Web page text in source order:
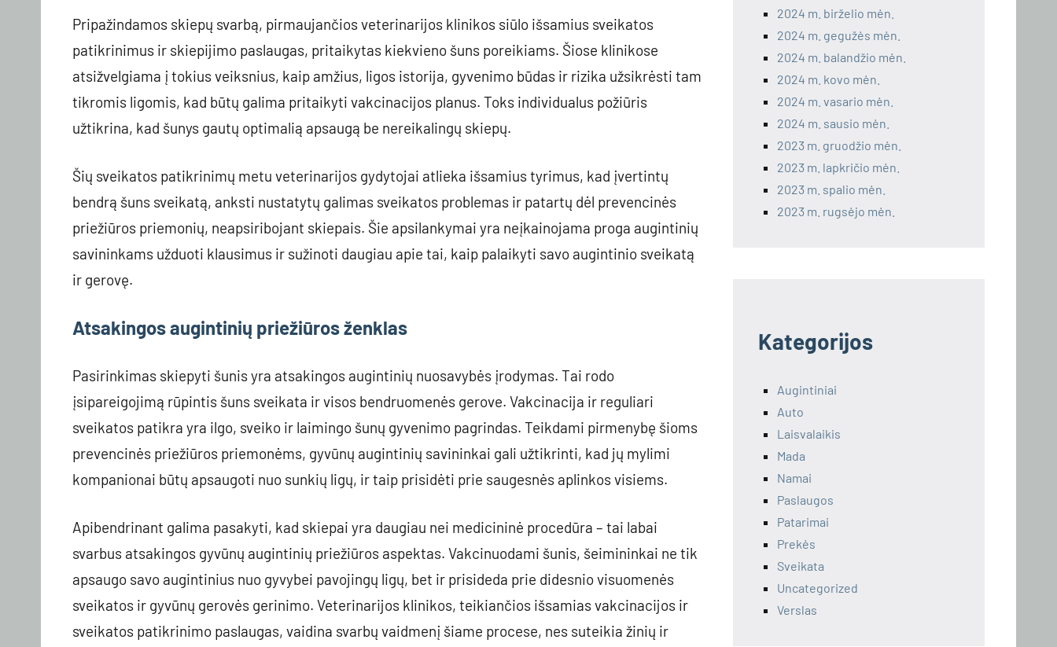
Pripažindamos skiepų svarbą, pirmaujančios veterinarijos klinikos siūlo išsamius sveikatos
patikrinimus ir skiepijimo paslaugas, pritaikytas kiekvieno šuns poreikiams. Šiose klinikose
atsižvelgiama į tokius veiksnius, kaip amžius, ligos istorija, gyvenimo būdas ir rizika užsikrėsti tam
tikromis ligomis, kad būtų galima pritaikyti vakcinacijos planus. Toks individualus požiūris
užtikrina, kad šunys gautų optimalią apsaugą be nereikalingų skiepų.
Šių sveikatos patikrinimų metu veterinarijos gydytojai atlieka išsamius tyrimus, kad įvertintų
bendrą šuns sveikatą, anksti nustatytų galimas sveikatos problemas ir patartų dėl prevencinės
priežiūros priemonių, neapsiribojant skiepais. Šie apsilankymai yra neįkainojama proga augintinių
savininkams užduoti klausimus ir sužinoti daugiau apie tai, kaip palaikyti savo augintinio sveikatą
ir gerovę.
Atsakingos augintinių priežiūros ženklas
Pasirinkimas skiepyti šunis yra atsakingos augintinių nuosavybės įrodymas. Tai rodo
įsipareigojimą rūpintis šuns sveikata ir visos bendruomenės gerove. Vakcinacija ir reguliari
sveikatos patikra yra ilgo, sveiko ir laimingo šunų gyvenimo pagrindas. Teikdami pirmenybę šioms
prevencinės priežiūros priemonėms, gyvūnų augintinių savininkai gali užtikrinti, kad jų mylimi
kompanionai būtų apsaugoti nuo sunkių ligų, ir taip prisidėti prie saugesnės aplinkos visiems.
Apibendrinant galima pasakyti, kad skiepai yra daugiau nei medicininė procedūra – tai labai
svarbus atsakingos gyvūnų augintinių priežiūros aspektas. Vakcinuodami šunis, šeimininkai ne tik
apsaugo savo augintinius nuo gyvybei pavojingų ligų, bet ir prisideda prie didesnio visuomenės
sveikatos ir gyvūnų gerovės gerinimo. Veterinarijos klinikos, teikiančios išsamias vakcinacijos ir
sveikatos patikrinimo paslaugas, vaidina svarbų vaidmenį šiame procese, nes suteikia žinių ir
2024 m. birželio mėn.
2024 m. gegužės mėn.
2024 m. balandžio mėn.
2024 m. kovo mėn.
2024 m. vasario mėn.
2024 m. sausio mėn.
2023 m. gruodžio mėn.
2023 m. lapkričio mėn.
2023 m. spalio mėn.
2023 m. rugsėjo mėn.
Kategorijos
Augintiniai
Auto
Laisvalaikis
Mada
Namai
Paslaugos
Patarimai
Prekės
Sveikata
Uncategorized
Verslas